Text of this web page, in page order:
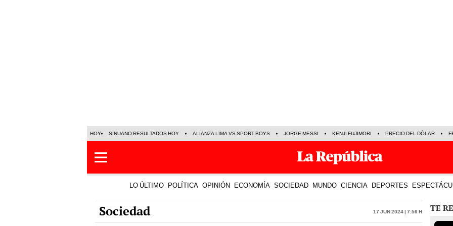
HOY SINUANO RESULTADOS HOY ALIANZA LIMA VS SPORT BOYS JORGE MESSI KENJI FUJIMORI PRECIO DEL DÓLAR
LO ÚLTIMO POLÍTICA OPINIÓN ECONOMÍA SOCIEDAD MUNDO CIENCIA DEPORTES
Sociedad 17 Jun 2024 | 7:56 h TE